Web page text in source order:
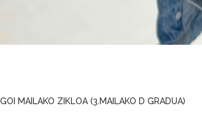
GOI MAILAKO ZIKLOA (3.MAILAKO D GRADUA)